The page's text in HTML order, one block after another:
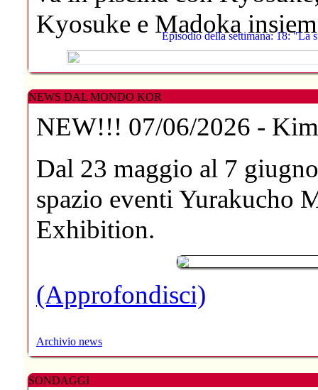
Kyosuke e Madoka
Episodio della settimana: 18: "La
NEWS DAL MONDO KOR
NEW!!! 07/06/2026 -
Dal 23 maggio al 7
spazio eventi Yurakucho
Exhibition.
(Approfondisci)
Archivio news
SONDAGGI